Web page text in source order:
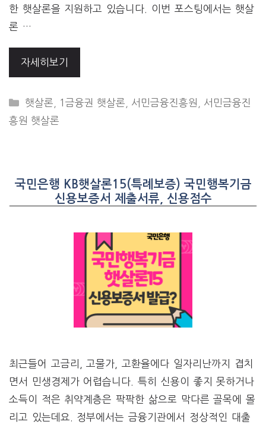
한 햇살론을 지원하고 있습니다. 이번 포스팅에서는 햇살
론 …
자세히보기
CATEGORIES
햇살론 1금융권 햇살론 서민금융진흥원
서민금융진
흥원 햇살론
국민은행 KB햇살론15(특례보증) 국민행복기금
신용보증서 제출서류, 신용점수
최근들어 고금리, 고물가, 고환율에다 일자리난까지 겹치
면서 민생경제가 어렵습니다. 특히 신용이 좋지 못하거나
소득이 적은 취약계층은 팍팍한 삶으로 막다른 골목에 몰
리고 있는데요. 정부에서는 금융기관에서 정상적인 대출